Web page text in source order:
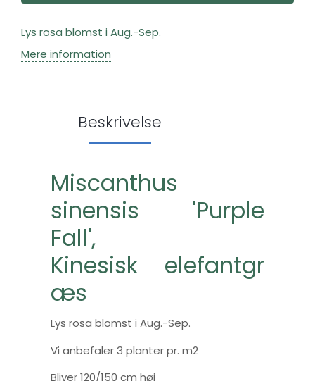
Lys rosa blomst i Aug.-Sep.
Mere information
Beskrivelse
Miscanthus
sinensis 'Purple
Fall',
Kinesisk elefantgr
æs
Lys rosa blomst i Aug.-Sep.
Vi anbefaler 3 planter pr. m2
Bliver 120/150 cm høj